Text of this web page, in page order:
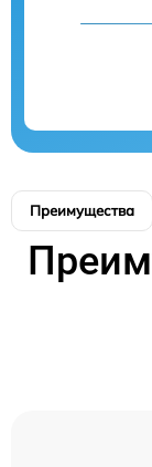
Преимущества